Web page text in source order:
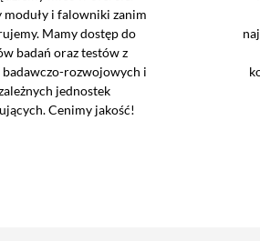
moduły i falowniki zanim
Mamy dostęp do
badań oraz testów z
rozwojowych i
jednostek
Cenimy jakość!